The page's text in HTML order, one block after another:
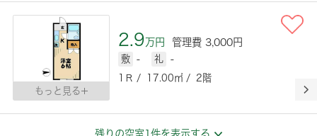
もっと見る
2.9万円 管理費 3,000円
敷 - 礼
-
1Ｒ / 17.00㎡ / 2階
残りの空室1件を表示する